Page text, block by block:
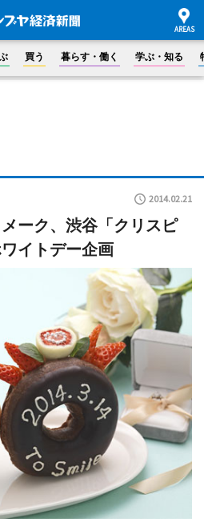
買う 暮らす・働く 学ぶ・知る
2014.02.21
ーク、渋谷「クリスピ
イトデー企画